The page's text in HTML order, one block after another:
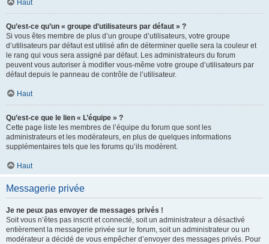
Haut
Qu’est-ce qu’un « groupe d’utilisateurs par défaut » ?
Si vous êtes membre de plus d’un groupe d’utilisateurs, votre groupe
d’utilisateurs par défaut est utilisé afin de déterminer quelle sera la couleur et
le rang qui vous sera assigné par défaut. Les administrateurs du forum
peuvent vous autoriser à modifier vous-même votre groupe d’utilisateurs par
défaut depuis le panneau de contrôle de l’utilisateur.
Haut
Qu’est-ce que le lien « L’équipe » ?
Cette page liste les membres de l’équipe du forum que sont les
administrateurs et les modérateurs, en plus de quelques informations
supplémentaires tels que les forums qu’ils modèrent.
Haut
Messagerie privée
Je ne peux pas envoyer de messages privés !
Soit vous n’êtes pas inscrit et connecté, soit un administrateur a désactivé
entièrement la messagerie privée sur le forum, soit un administrateur ou un
modérateur a décidé de vous empêcher d’envoyer des messages privés. Pour